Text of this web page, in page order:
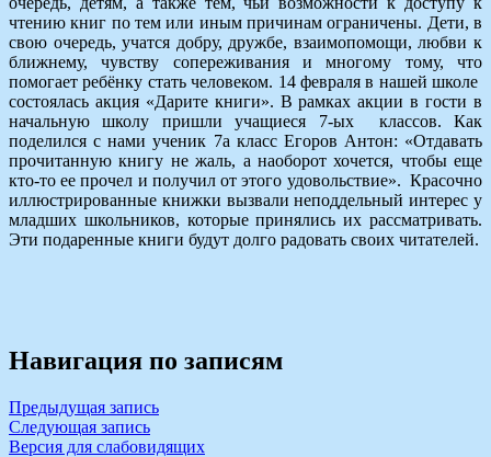
чтению книг по тем или иным причинам ограничены. Дети, в
свою очередь, учатся добру, дружбе, взаимопомощи, любви к
ближнему, чувству сопереживания и многому тому, что
помогает ребёнку стать человеком. 14 февраля в нашей школе
состоялась акция «Дарите книги». В рамках акции в гости в
начальную школу пришли учащиеся 7-ых классов. Как
поделился с нами ученик 7а класс Егоров Антон: «Отдавать
прочитанную книгу не жаль, а наоборот хочется, чтобы еще
кто-то ее прочел и получил от этого удовольствие». Красочно
иллюстрированные книжки вызвали неподдельный интерес у
младших школьников, которые принялись их рассматривать.
Эти подаренные книги будут долго радовать своих читателей.
Навигация по записям
Предыдущая запись
Следующая запись
Версия для слабовидящих